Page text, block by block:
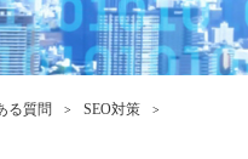
る質問
SEO対策